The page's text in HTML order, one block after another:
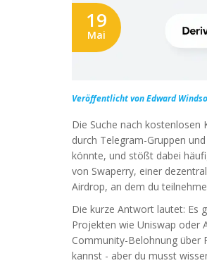
19
Mai
Veröffentlicht von Edward
Die Suche nach
durch Telegram-Gruppen
könnte, und stößt dabei
von Swaperry, einer
Airdrop, an dem du
Die kurze Antwort lautet: Es
Projekten wie Uniswap oder
Community-Belohnung über
kannst - aber du musst